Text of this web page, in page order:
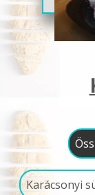
Karácsonyi